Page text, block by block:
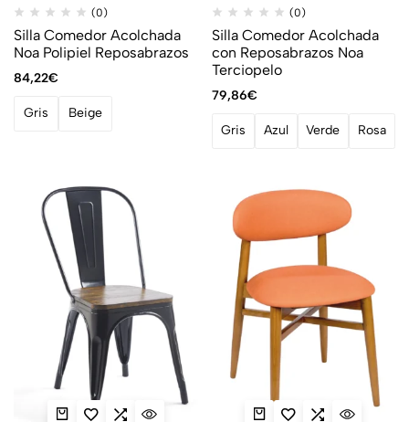
(0)
Silla Comedor Acolchada
Noa Polipiel Reposabrazos
84,22€
Gris Beige
(0)
Silla Comedor Acolchada
con Reposabrazos Noa
Terciopelo
79,86€
Gris Azul Verde Rosa